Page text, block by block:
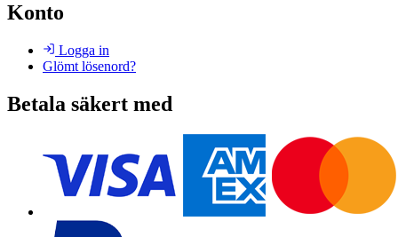
Konto
Logga in
Glömt lösenord?
Betala säkert med